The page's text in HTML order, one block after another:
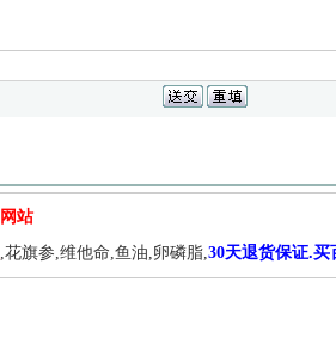
站
,花旗参,维他命,鱼油,卵磷脂,30天退货保证.买